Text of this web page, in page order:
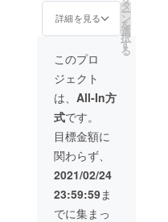
す。
図でし
かあり
ません
が なん
とか完
成させ
たいと
思って
おりま
す。 ご
協力お
願い致
しま
す。
詳細を見る
タ
ー
ン
を
選
択
す
る
このプロ
ジェクト
は、 All-In方
式です。
目標金額に
関わらず、
2021/02/24
23:59:59ま
でに集まっ